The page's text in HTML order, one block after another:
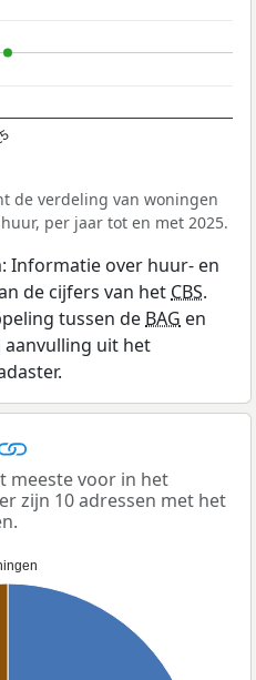
de verdeling van woningen
per jaar tot en met 2025.
Informatie over huur- en
de cijfers van het CBS.
tussen de BAG en
uit het
meeste voor in het
zijn 10 adressen met het